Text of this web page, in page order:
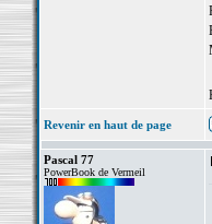
Revenir en haut de page
Pascal 77
PowerBook de Vermeil